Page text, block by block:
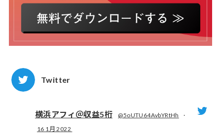
Twitter
横浜アフィ＠収益5桁 @5oUTU64AvbYRtHh
·
16 1月 2022